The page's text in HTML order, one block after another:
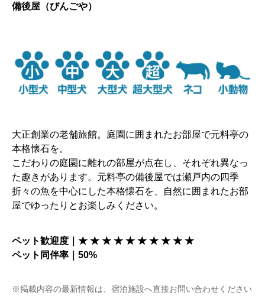
備後屋（びんごや）
大正創業の老舗旅館。庭園に囲まれたお部屋で元料亭の
本格懐石を。
こだわりの庭園に離れの部屋が点在し、それぞれ異なっ
た趣きがあります。元料亭の備後屋では瀬戸内の四季
折々の魚を中心にした本格懐石を、自然に囲まれたお部
屋でゆったりとお楽しみください。
ペット歓迎度｜★ ★ ★ ★ ★ ★ ★ ★ ★ ★
ペット同伴率｜50%
※掲載内容の最新情報は、宿泊施設へ直接お問い合わせください